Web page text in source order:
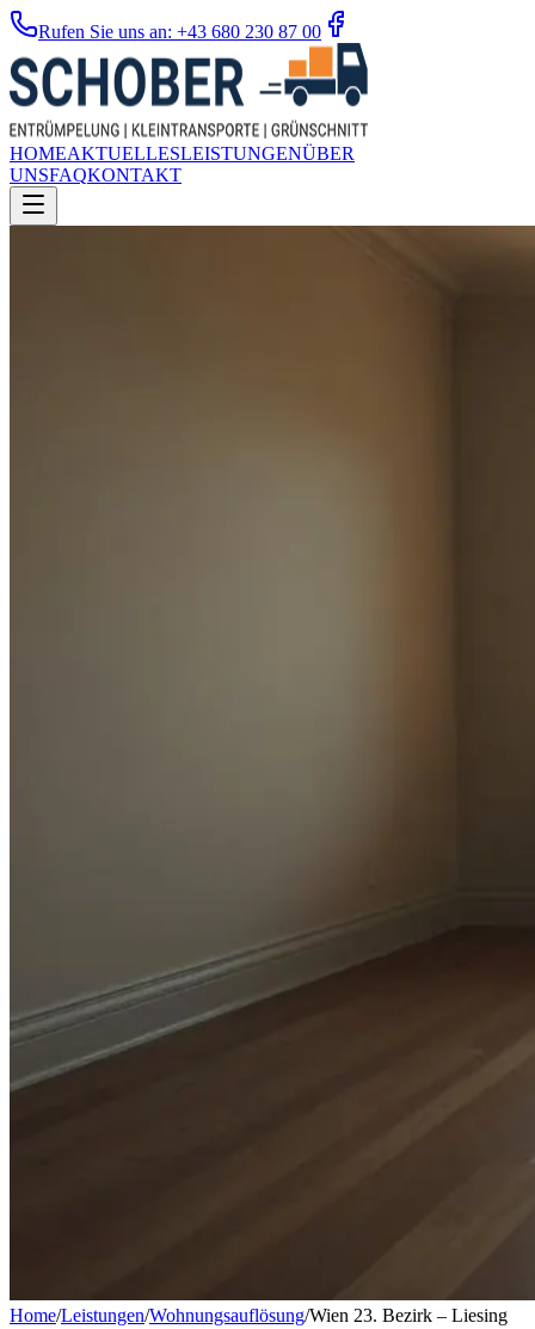
Rufen Sie uns an: +43 680 230 87 00
HOMEAKTUELLESLEISTUNGENÜBER
UNSFAQKONTAKT
Home/Leistungen/Wohnungsauflösung/Wien 23. Bezirk – Liesing